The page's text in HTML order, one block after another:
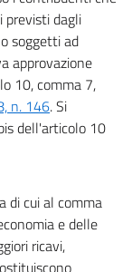
previsti dagli
soggetti ad
approvazione
10, comma 7,
n. 146. Si
dell'articolo 10
di cui al comma
e delle
ricavi,